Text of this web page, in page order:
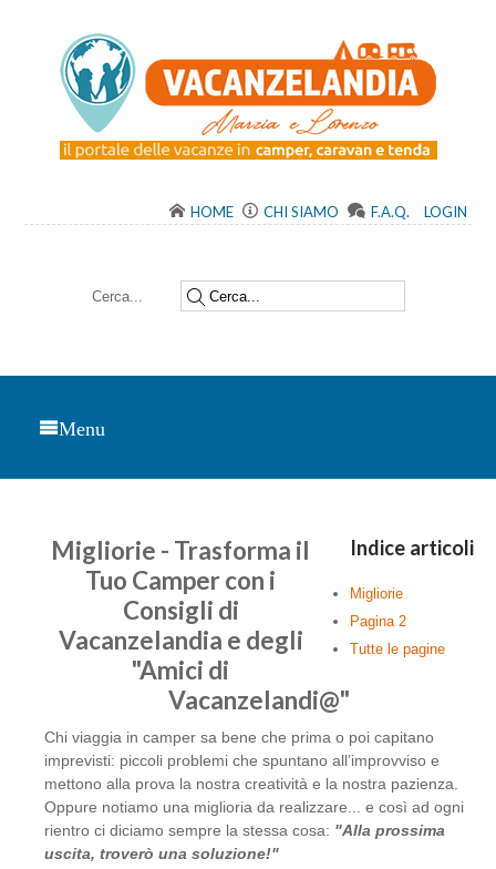
HOME CHI SIAMO F.A.Q. LOGIN
Cerca...
Menu
Indice articoli
Migliorie
Pagina 2
Tutte le pagine
Migliorie - Trasforma il
Tuo Camper con i
Consigli di
Vacanzelandia e degli
"Amici di
Vacanzelandi@"
Chi viaggia in camper sa bene che prima o poi capitano
imprevisti: piccoli problemi che spuntano all’improvviso e
mettono alla prova la nostra creatività e la nostra pazienza.
Oppure notiamo una miglioria da realizzare... e così ad ogni
rientro ci diciamo sempre la stessa cosa: "Alla prossima
uscita, troverò una soluzione!"